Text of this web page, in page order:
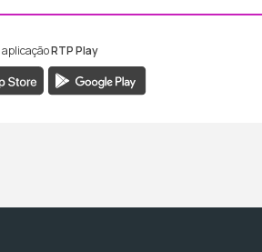
Madeira
RTP Play